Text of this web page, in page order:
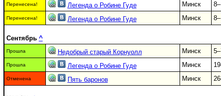
Перенесена! Легенда о Робине Гуде Минск
Перенесена! Легенда о Робине Гуде Минск
Сентябрь ^
Прошла Недобрый старый Корнуолл Минск
Прошла Легенда о Робине Гуде Минск
Отменена Пять баронов Минск